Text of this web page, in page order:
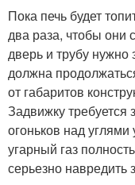
Пока печь будет
два раза, чтобы они
дверь и трубу нужно
должна
от габаритов
Задвижку требуется
огоньков над
угарный газ
серьезно навредить